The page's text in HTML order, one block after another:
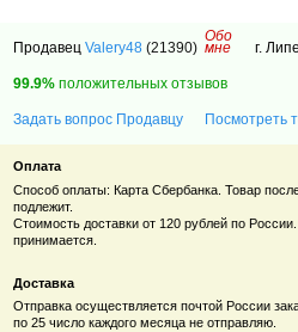
ПродавецValery48 (21390)
Обо
мне г.
99.9% положительных отзывов
Задать вопрос Продавцу Посмотреть
Оплата
Способ оплаты: Карта Сбербанка. Товар
подлежит.
Стоимость доставки от 120 рублей по
принимается.
Доставка
Отправка осуществляется почтой России
по 25 число каждого месяца не отправляю.